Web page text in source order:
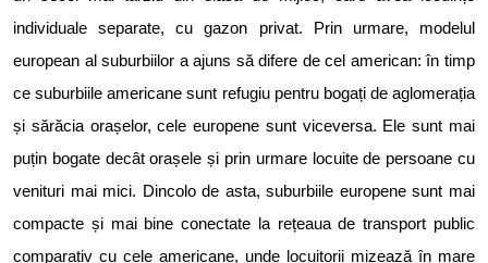
individuale separate, cu gazon privat. Prin urmare, modelul
european al suburbiilor a ajuns să difere de cel american: în timp
ce suburbiile americane sunt refugiu pentru bogați de aglomerația
și sărăcia orașelor, cele europene sunt viceversa. Ele sunt mai
puțin bogate decât orașele și prin urmare locuite de persoane cu
venituri mai mici. Dincolo de asta, suburbiile europene sunt mai
compacte și mai bine conectate la rețeaua de transport public
comparativ cu cele americane, unde locuitorii mizează în mare